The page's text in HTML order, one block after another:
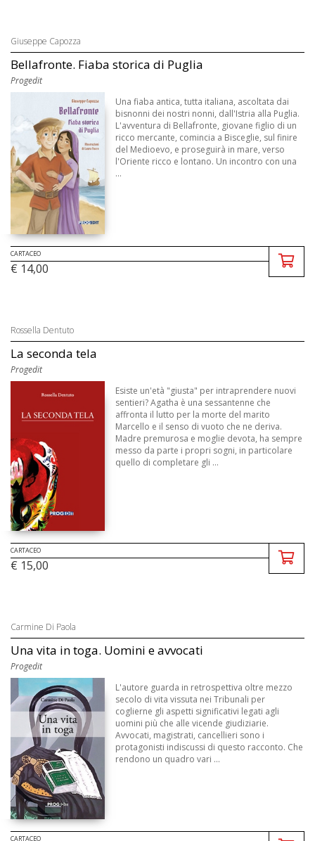
Giuseppe Capozza
Bellafronte. Fiaba storica di Puglia
Progedit
Una fiaba antica, tutta italiana, ascoltata dai
bisnonni dei nostri nonni, dall'Istria alla Puglia.
L'avventura di Bellafronte, giovane figlio di un
ricco mercante, comincia a Bisceglie, sul finire
del Medioevo, e proseguirà in mare, verso
l'Oriente ricco e lontano. Un incontro con una
...
CARTACEO
€ 14,00
Rossella Dentuto
La seconda tela
Progedit
Esiste un'età "giusta" per intraprendere nuovi
sentieri? Agatha è una sessantenne che
affronta il lutto per la morte del marito
Marcello e il senso di vuoto che ne deriva.
Madre premurosa e moglie devota, ha sempre
messo da parte i propri sogni, in particolare
quello di completare gli ...
CARTACEO
€ 15,00
Carmine Di Paola
Una vita in toga. Uomini e avvocati
Progedit
L'autore guarda in retrospettiva oltre mezzo
secolo di vita vissuta nei Tribunali per
coglierne gli aspetti significativi legati agli
uomini più che alle vicende giudiziarie.
Avvocati, magistrati, cancellieri sono i
protagonisti indiscussi di questo racconto. Che
rendono un quadro vari ...
CARTACEO